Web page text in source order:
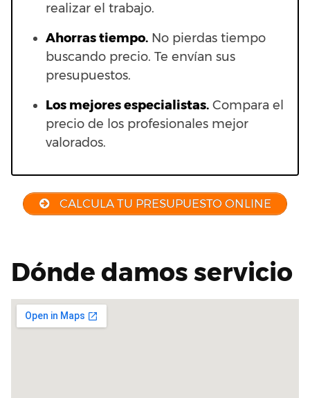
realizar el trabajo.
Ahorras tiempo. No pierdas tiempo
buscando precio. Te envían sus
presupuestos.
Los mejores especialistas. Compara el
precio de los profesionales mejor
valorados.
CALCULA TU PRESUPUESTO ONLINE
Dónde damos servicio